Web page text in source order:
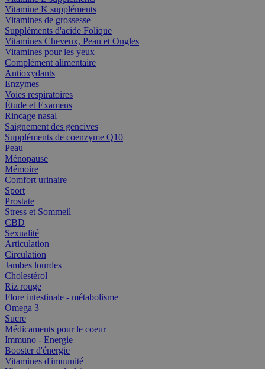
Vitamine K suppléments
Vitamines de grossesse
Suppléments d'acide Folique
Vitamines Cheveux, Peau et Ongles
Vitamines pour les yeux
Complément alimentaire
Antioxydants
Enzymes
Voies respiratoires
Étude et Examens
Rincage nasal
Saignement des gencives
Suppléments de coenzyme Q10
Peau
Ménopause
Mémoire
Comfort urinaire
Sport
Prostate
Stress et Sommeil
CBD
Sexualité
Articulation
Circulation
Jambes lourdes
Cholestérol
Riz rouge
Flore intestinale - métabolisme
Omega 3
Sucre
Médicaments pour le coeur
Immuno - Energie
Booster d'énergie
Vitamines d'imuunité